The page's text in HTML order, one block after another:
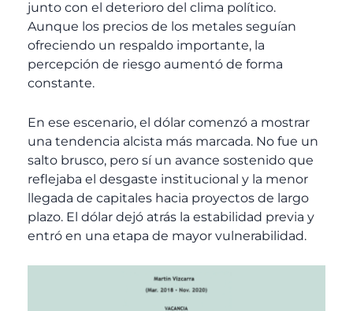
junto con el deterioro del clima político.
Aunque los precios de los metales seguían
ofreciendo un respaldo importante, la
percepción de riesgo aumentó de forma
constante.
En ese escenario, el dólar comenzó a mostrar
una tendencia alcista más marcada. No fue un
salto brusco, pero sí un avance sostenido que
reflejaba el desgaste institucional y la menor
llegada de capitales hacia proyectos de largo
plazo. El dólar dejó atrás la estabilidad previa y
entró en una etapa de mayor vulnerabilidad.